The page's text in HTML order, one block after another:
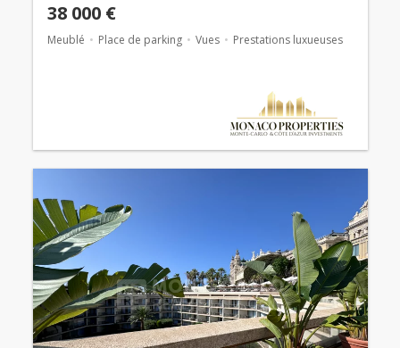
38 000 €
Meublé Place de parking Vues Prestations luxueuses